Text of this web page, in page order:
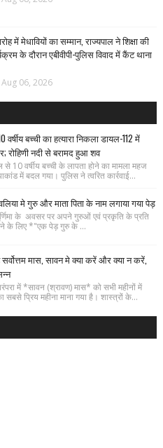
में मेधावियों का सम्मान, राज्यपाल ने शिक्षा की
के दौरान एबीवीपी-पुलिस विवाद में कैंट थाना
Aug 06, 2026
बच्ची का हत्यारा निकला डायल-112 में
रोहिणी नदी से बरामद हुआ शव
10 वर्षीय बच्ची के लापता होने का मामला महज
में बदल गया। पुलिस ने त्वरित कार्रवाई...
मे गुरु और माता पिता के नाम लगाया गया पेड़
के अवसर पर अपने गुरुओं एवं प्रकृति के प्रति
के लिए *"एक पेड़ गुरु के ...
मास, सावन मे क्या करें और क्या न करें,
में *सावन (श्रावण) मास* को सभी महीनों में
सबसे प्रिय महीना माना गया है। शास्त्रों के...